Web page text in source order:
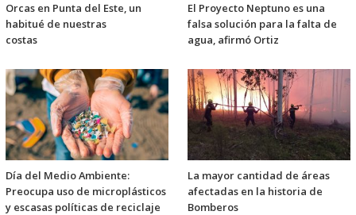
Orcas en Punta del Este, un
habitué de nuestras
costas
El Proyecto Neptuno es una
falsa solución para la falta de
agua, afirmó Ortiz
Día del Medio Ambiente:
Preocupa uso de microplásticos
y escasas políticas de reciclaje
La mayor cantidad de áreas
afectadas en la historia de
Bomberos